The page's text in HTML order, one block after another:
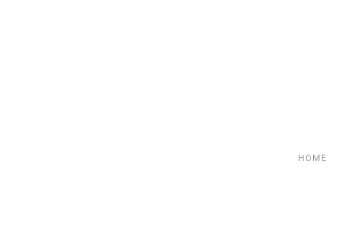
HOME